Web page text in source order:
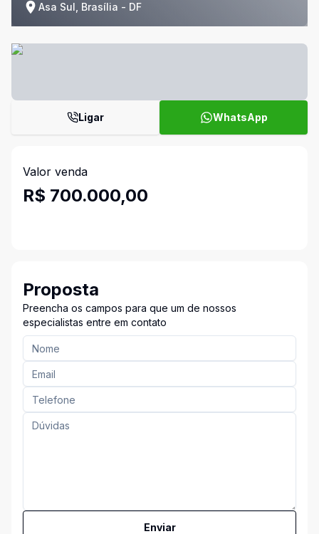
Asa Sul, Brasília - DF
Ligar WhatsApp
Valor venda
R$ 700.000,00
Proposta
Preencha os campos para que um de nossos
especialistas entre em contato
Enviar